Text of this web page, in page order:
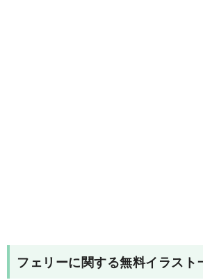
フェリーに関する無料イラスト